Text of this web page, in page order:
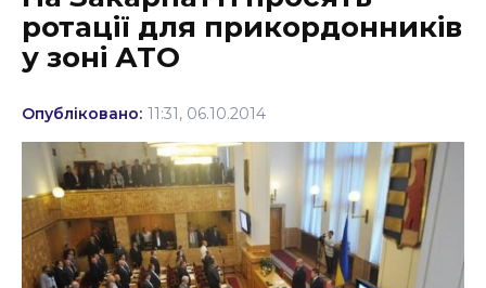
Культура
Освіта
Події
Політика
Соціум
Спорт
ротації для прикордонників
у зоні АТО
Опубліковано: 11:31, 06.10.2014